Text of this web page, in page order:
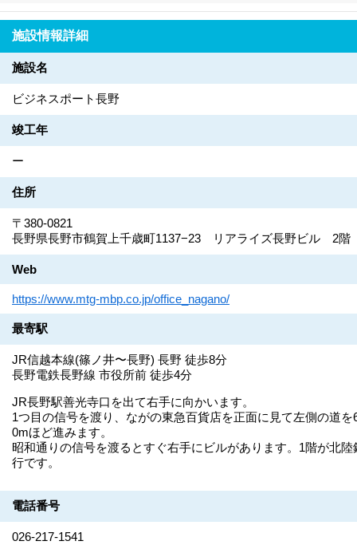
施設情報詳細
施設名
ビジネスポート長野
竣工年
ー
住所
〒380-0821
長野県長野市鶴賀上千歳町1137−23 リアライズ長野ビル 2階
Web
https://www.mtg-mbp.co.jp/office_nagano/
最寄駅
JR信越本線(篠ノ井〜長野) 長野 徒歩8分
長野電鉄長野線 市役所前 徒歩4分
JR長野駅善光寺口を出て右手に向かいます。
1つ目の信号を渡り、ながの東急百貨店を正面に見て左側の道を
0mほど進みます。
昭和通りの信号を渡るとすぐ右手にビルがあります。1階が北陸
行です。
電話番号
026-217-1541